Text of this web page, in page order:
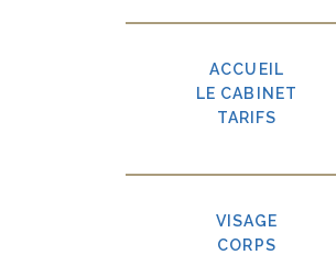
ACCUEIL
LE CABINET
TARIFS
VISAGE
CORPS